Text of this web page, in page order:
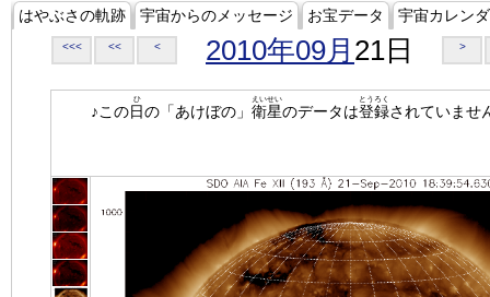
はやぶさの軌跡 宇宙からのメッセージ お宝データ 宇宙カレン
<<< << < 2010年09月 21日 >
♪この日
ひ
の「あけぼの」 衛星
えいせい
のデータは登録
とうろく
されていませ